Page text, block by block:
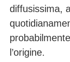
diffusissima,
l’origine.